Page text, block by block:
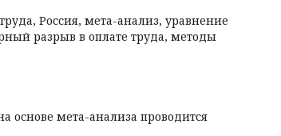
Россия, мета-анализ, уравнение
разрыв в оплате труда, методы
основе мета-анализа проводится